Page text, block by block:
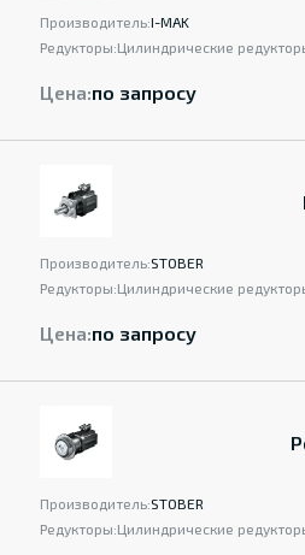
Производитель:I-MAK
Редукторы:Цилиндрические
Цена:по запросу
Производитель:STOBER
Редукторы:Цилиндрические
Цена:по запросу
Производитель:STOBER
Редукторы:Цилиндрические